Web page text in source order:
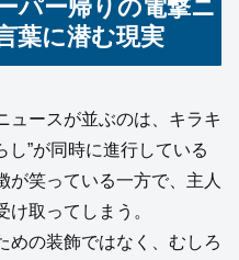
パー帰りの電撃ニ
葉に潜む現実
ュースが並ぶのは、キラキ
し”が同時に進行している
が笑っている一方で、主人
取ってしまう。
めの装飾ではなく、むしろ